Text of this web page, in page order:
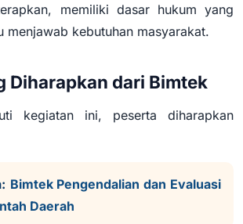
memiliki dasar hukum yang
menjawab kebutuhan masyarakat.
Diharapkan dari Bimtek
kegiatan ini, peserta diharapkan
Bimtek Pengendalian dan Evaluasi
Daerah